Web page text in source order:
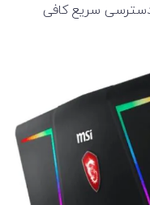
دسترسی سریع کافی